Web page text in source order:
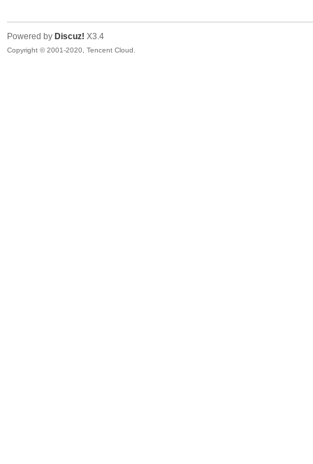
Powered by Discuz! X3.4
Copyright © 2001-2020, Tencent Cloud.